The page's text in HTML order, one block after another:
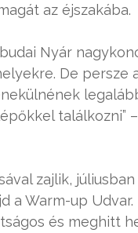
az éjszakába.
Nyár
De persze
találkozni”
zajlik,
a Warm-up
és meghitt